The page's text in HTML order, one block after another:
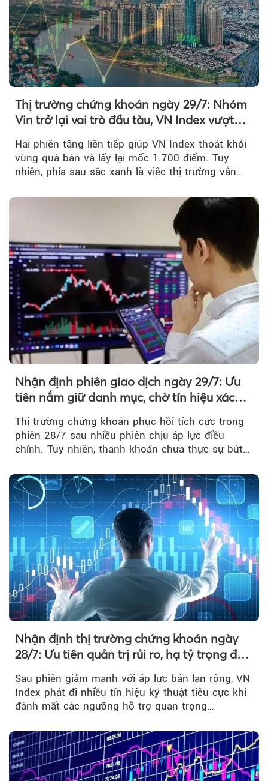
Thị trường chứng khoán ngày 29/7: Nhóm
Vin trở lại vai trò đầu tàu, VN Index vượt
Hai phiên tăng liên tiếp giúp VN Index thoát khỏi
vùng quá bán và lấy lại mốc 1.700 điểm. Tuy
nhiên, phía sau sắc xanh là việc thị trường vẫn
tiền vẫn chưa thực sự trở lại.
Nhận định phiên giao dịch ngày 29/7: Ưu
tiên nắm giữ danh mục, chờ tín hiệu xác
Thị trường chứng khoán phục hồi tích cực trong
phiên 28/7 sau nhiều phiên chịu áp lực điều
chỉnh. Tuy nhiên, thanh khoản chưa thực sự bứt
Nhận định thị trường chứng khoán ngày
28/7: Ưu tiên quản trị rủi ro, hạ tỷ trọng đòn
Sau phiên giảm mạnh với áp lực bán lan rộng, VN
Index phát đi nhiều tín hiệu kỹ thuật tiêu cực khi
đánh mất các ngưỡng hỗ trợ quan trọng…